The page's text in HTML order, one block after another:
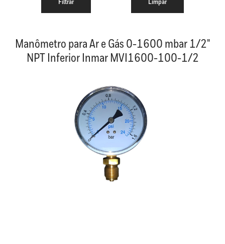
Manômetro para Ar e Gás 0-1600 mbar 1/2"
NPT Inferior Inmar MVI1600-100-1/2